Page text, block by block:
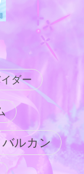
ダー
ルカン